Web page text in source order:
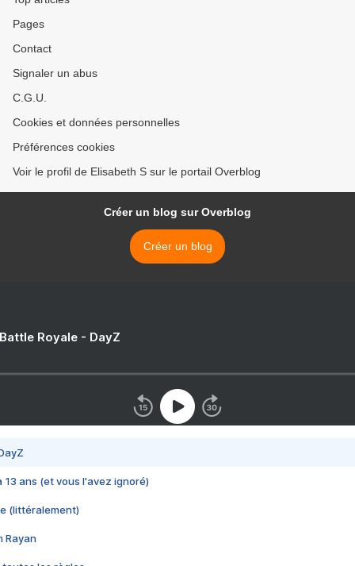
Pages
Contact
Signaler un abus
C.G.U.
Cookies et données personnelles
Préférences cookies
Voir le profil de Elisabeth S sur le portail Overblog
Créer un blog sur Overblog
Créer un blog
Royale - DayZ
13 ans (et vous l'avez ignoré)
(littéralement)
Rayan